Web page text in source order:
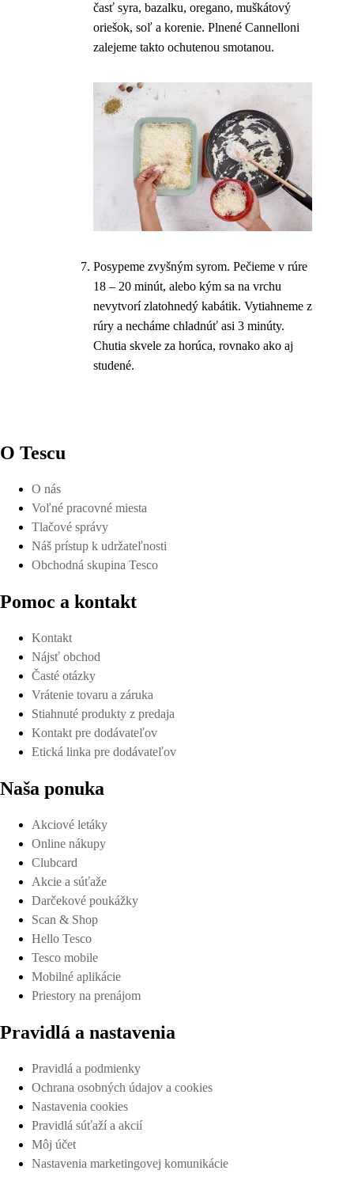
časť syra, bazalku, oregano, muškátový
oriešok, soľ a korenie. Plnené Cannelloni
zalejeme takto ochutenou smotanou.
Posypeme zvyšným syrom. Pečieme v rúre
18 – 20 minút, alebo kým sa na vrchu
nevytvorí zlatohnedý kabátik. Vytiahneme z
rúry a necháme chladnúť asi 3 minúty.
Chutia skvele za horúca, rovnako ako aj
studené.
O Tescu
O nás
Voľné pracovné miesta
Tlačové správy
Náš prístup k udržateľnosti
Obchodná skupina Tesco
Pomoc a kontakt
Kontakt
Nájsť obchod
Časté otázky
Vrátenie tovaru a záruka
Stiahnuté produkty z predaja
Kontakt pre dodávateľov
Etická linka pre dodávateľov
Naša ponuka
Akciové letáky
Online nákupy
Clubcard
Akcie a súťaže
Darčekové poukážky
Scan & Shop
Hello Tesco
Tesco mobile
Mobilné aplikácie
Priestory na prenájom
Pravidlá a nastavenia
Pravidlá a podmienky
Ochrana osobných údajov a cookies
Nastavenia cookies
Pravidlá súťaží a akcií
Môj účet
Nastavenia marketingovej komunikácie